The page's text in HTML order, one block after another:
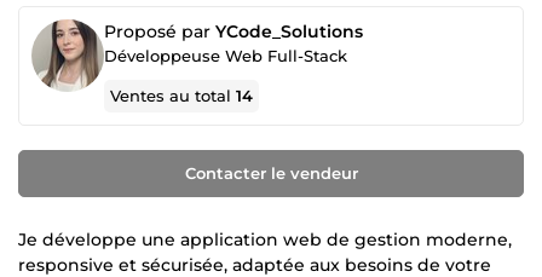
Proposé par YCode_Solutions
Développeuse Web Full-Stack
Ventes au total14
Contacter le vendeur
Je développe une application web de gestion moderne,
responsive et sécurisée, adaptée aux besoins de votre